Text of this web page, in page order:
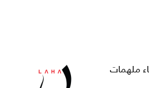
ملهمات